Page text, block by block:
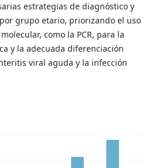
estrategias de diagnóstico y
grupo etario, priorizando el uso
como la PCR, para la
y la adecuada diferenciación
viral aguda y la infección